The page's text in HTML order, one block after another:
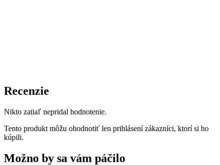
Recenzie
Nikto zatiaľ nepridal hodnotenie.
Tento produkt môžu ohodnotiť len prihlásení zákazníci, ktorí si ho
kúpili.
Možno by sa vám páčilo